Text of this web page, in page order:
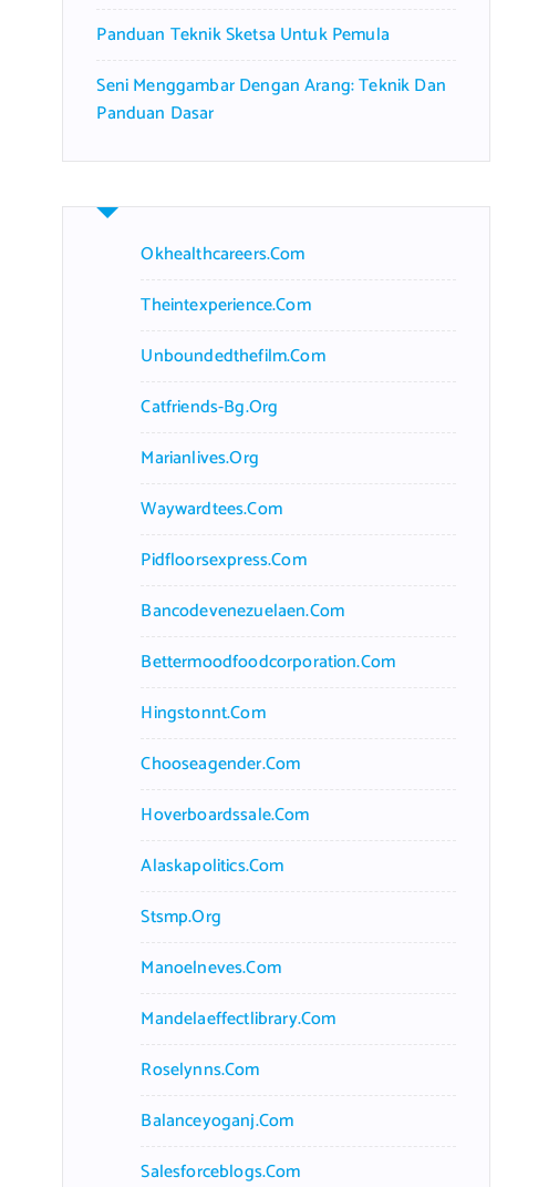
Panduan Teknik Sketsa Untuk Pemula
Seni Menggambar Dengan Arang: Teknik Dan
Panduan Dasar
Okhealthcareers.com
Theintexperience.com
Unboundedthefilm.com
Catfriends-Bg.org
Marianlives.org
Waywardtees.com
Pidfloorsexpress.com
Bancodevenezuelaen.com
Bettermoodfoodcorporation.com
Hingstonnt.com
Chooseagender.com
Hoverboardssale.com
Alaskapolitics.com
Stsmp.org
Manoelneves.com
Mandelaeffectlibrary.com
Roselynns.com
Balanceyoganj.com
Salesforceblogs.com